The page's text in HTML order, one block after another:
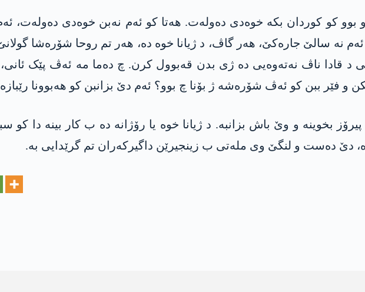
بوو کو کوردان بکە خوەدی دەولەت. ھەتا کو ئەم نەبن خوەدی دەولەت،
نە سالێ جارەکێ، ھەر گاڤ، د ژیانا خوە دە، ھەر تم روحا شۆرەشا
د قادا ناڤ نەتەوەیی دە ژی بدن قەبوول کرن. چ دەما مە ئەڤ پێک
و فێر ببن کو ئەڤ شۆرەشە ژ بۆنا چ بوو؟ ئەم دێ بزانبن کو ھەبوونا
بخوینە و وێ باش بزانبە. د ژیانا خوە یا رۆژانە دە ب کار بینە دا کو
دێ دەست و لنگێ وی ملەتی ب زینجیرێن داگیرکەران تم گرێدایی بە.